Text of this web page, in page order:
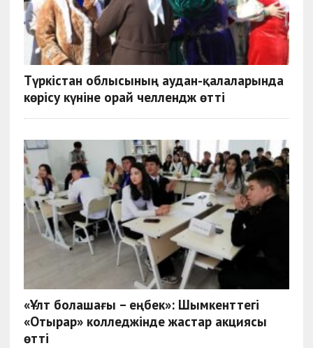
Түркістан облысының аудан-қалаларында
көрісу күніне орай челлендж өтті
«Ұлт болашағы – еңбек»: Шымкенттегі
«Отырар» колледжінде жастар акциясы
өтті